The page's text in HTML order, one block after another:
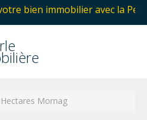
avec la Perle
Mornag